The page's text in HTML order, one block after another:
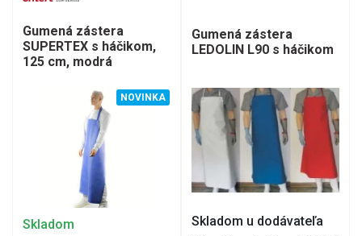
Gumená zástera
SUPERTEX s háčikom,
125 cm, modrá
NOVINKA
Skladom
Gumená zástera
LEDOLIN L90 s háčikom
Skladom u dodávateľa